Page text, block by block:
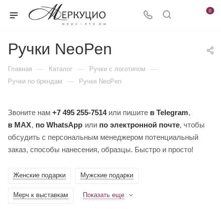
0
Ручки NeoPen
Главная — Каталог — Ручки c логотипом —
Ручки по брендам — Ручки NeoPen
Звоните нам +7 495 255-7514или пишите в Telegram,
в MAX, по WhatsApp или по электронной почте, чтобы
обсудить с персональным менеджером потенциальный
заказ, способы нанесения, образцы. Быстро и просто!
Женские подарки Мужские подарки
Мерч к выставкам Показать еще